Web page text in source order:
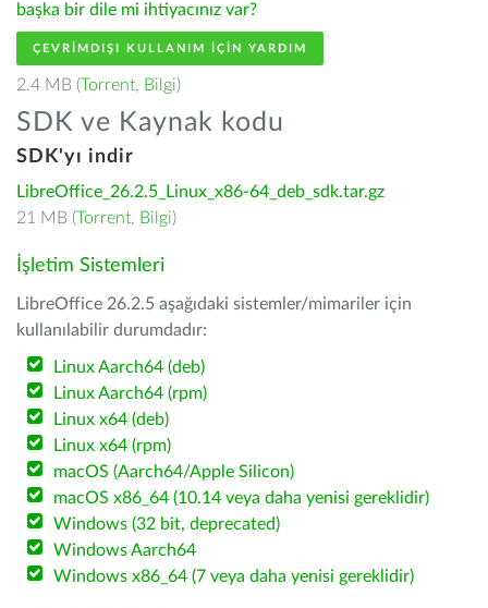
başka bir dile mi ihtiyacınız var?
ÇEVRIMDIŞI KULLANIM IÇIN YARDIM
2.4 MB (Torrent, Bilgi)
SDK ve Kaynak kodu
SDK'yı indir
LibreOffice_26.2.5_Linux_x86-64_deb_sdk.tar.gz
21 MB (Torrent, Bilgi)
İşletim Sistemleri
LibreOffice 26.2.5 aşağıdaki sistemler/mimariler için
kullanılabilir durumdadır:
Linux Aarch64 (deb)
Linux Aarch64 (rpm)
Linux x64 (deb)
Linux x64 (rpm)
macOS (Aarch64/Apple Silicon)
macOS x86_64 (10.14 veya daha yenisi gereklidir)
Windows (32 bit, deprecated)
Windows Aarch64
Windows x86_64 (7 veya daha yenisi gereklidir)